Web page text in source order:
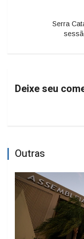
Serra
Deixe seu
Outras